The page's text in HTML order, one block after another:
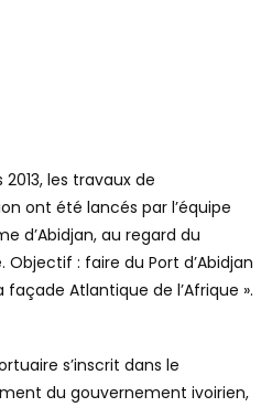
les travaux de
ont été lancés par l’équipe
d’Abidjan, au regard du
: faire du Port d’Abidjan
Atlantique de l’Afrique ».
s’inscrit dans le
du gouvernement ivoirien,